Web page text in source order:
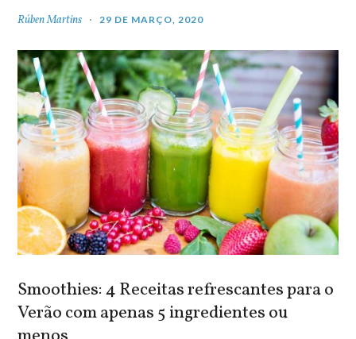
Rúben Martins 29 DE MARÇO, 2020
Smoothies: 4 Receitas refrescantes para o
Verão com apenas 5 ingredientes ou